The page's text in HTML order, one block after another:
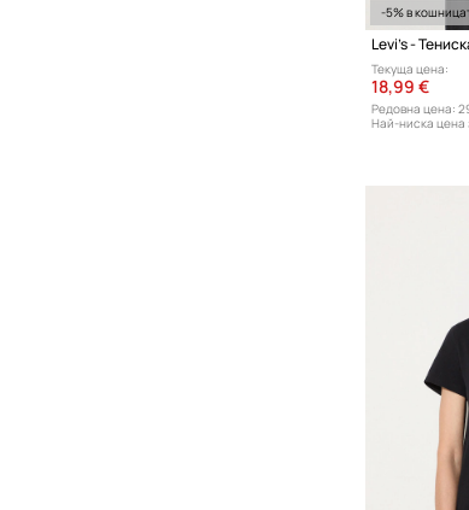
-5% в
Levi's -
Текуща цена:
18,99 €
Редовна цена:
Най-ниска цена